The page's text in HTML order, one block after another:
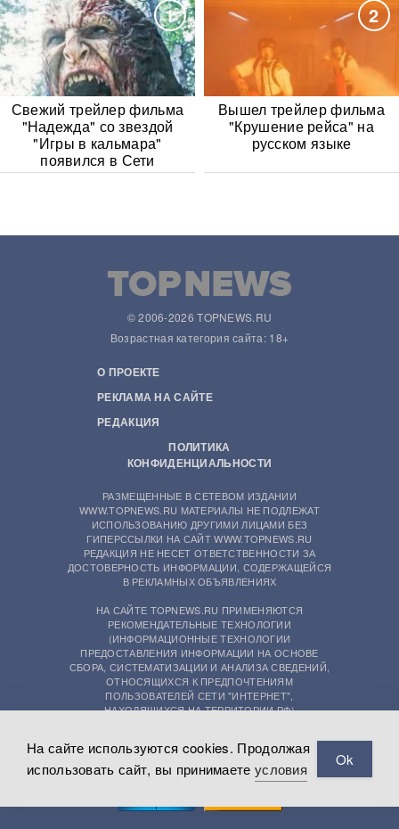
1
Свежий трейлер фильма
"Надежда" со звездой
"Игры в кальмара"
появился в Сети
2
Вышел трейлер фильма
"Крушение рейса" на
русском языке
© 2006-2026 TOPNEWS.RU
Возрастная категория сайта: 18+
О ПРОЕКТЕ
РЕКЛАМА НА САЙТЕ
РЕДАКЦИЯ
ПОЛИТИКА
КОНФИДЕНЦИАЛЬНОСТИ
РАЗМЕЩЕННЫЕ В СЕТЕВОМ ИЗДАНИИ
WWW.TOPNEWS.RU МАТЕРИАЛЫ НЕ ПОДЛЕЖАТ
ИСПОЛЬЗОВАНИЮ ДРУГИМИ ЛИЦАМИ БЕЗ
ГИПЕРССЫЛКИ НА САЙТ WWW.TOPNEWS.RU
РЕДАКЦИЯ НЕ НЕСЕТ ОТВЕТСТВЕННОСТИ ЗА
ДОСТОВЕРНОСТЬ ИНФОРМАЦИИ, СОДЕРЖАЩЕЙСЯ
В РЕКЛАМНЫХ ОБЪЯВЛЕНИЯХ
НА САЙТЕ TOPNEWS.RU ПРИМЕНЯЮТСЯ
РЕКОМЕНДАТЕЛЬНЫЕ ТЕХНОЛОГИИ
(ИНФОРМАЦИОННЫЕ ТЕХНОЛОГИИ
ПРЕДОСТАВЛЕНИЯ ИНФОРМАЦИИ НА ОСНОВЕ
СБОРА, СИСТЕМАТИЗАЦИИ И АНАЛИЗА СВЕДЕНИЙ,
ОТНОСЯЩИХСЯ К ПРЕДПОЧТЕНИЯМ
ПОЛЬЗОВАТЕЛЕЙ СЕТИ "ИНТЕРНЕТ",
НАХОДЯЩИХСЯ НА ТЕРРИТОРИИ РФ)
На сайте используются cookies. Продолжая
использовать сайт, вы принимаете условия
Ok